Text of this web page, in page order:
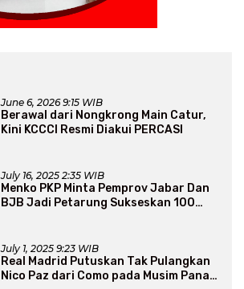
June 6, 2026 9:15 WIB
Berawal dari Nongkrong Main Catur,
Kini KCCCI Resmi Diakui PERCASI
July 16, 2025 2:35 WIB
Menko PKP Minta Pemprov Jabar Dan
BJB Jadi Petarung Sukseskan 100
July 1, 2025 9:23 WIB
Real Madrid Putuskan Tak Pulangkan
Nico Paz dari Como pada Musim Panas